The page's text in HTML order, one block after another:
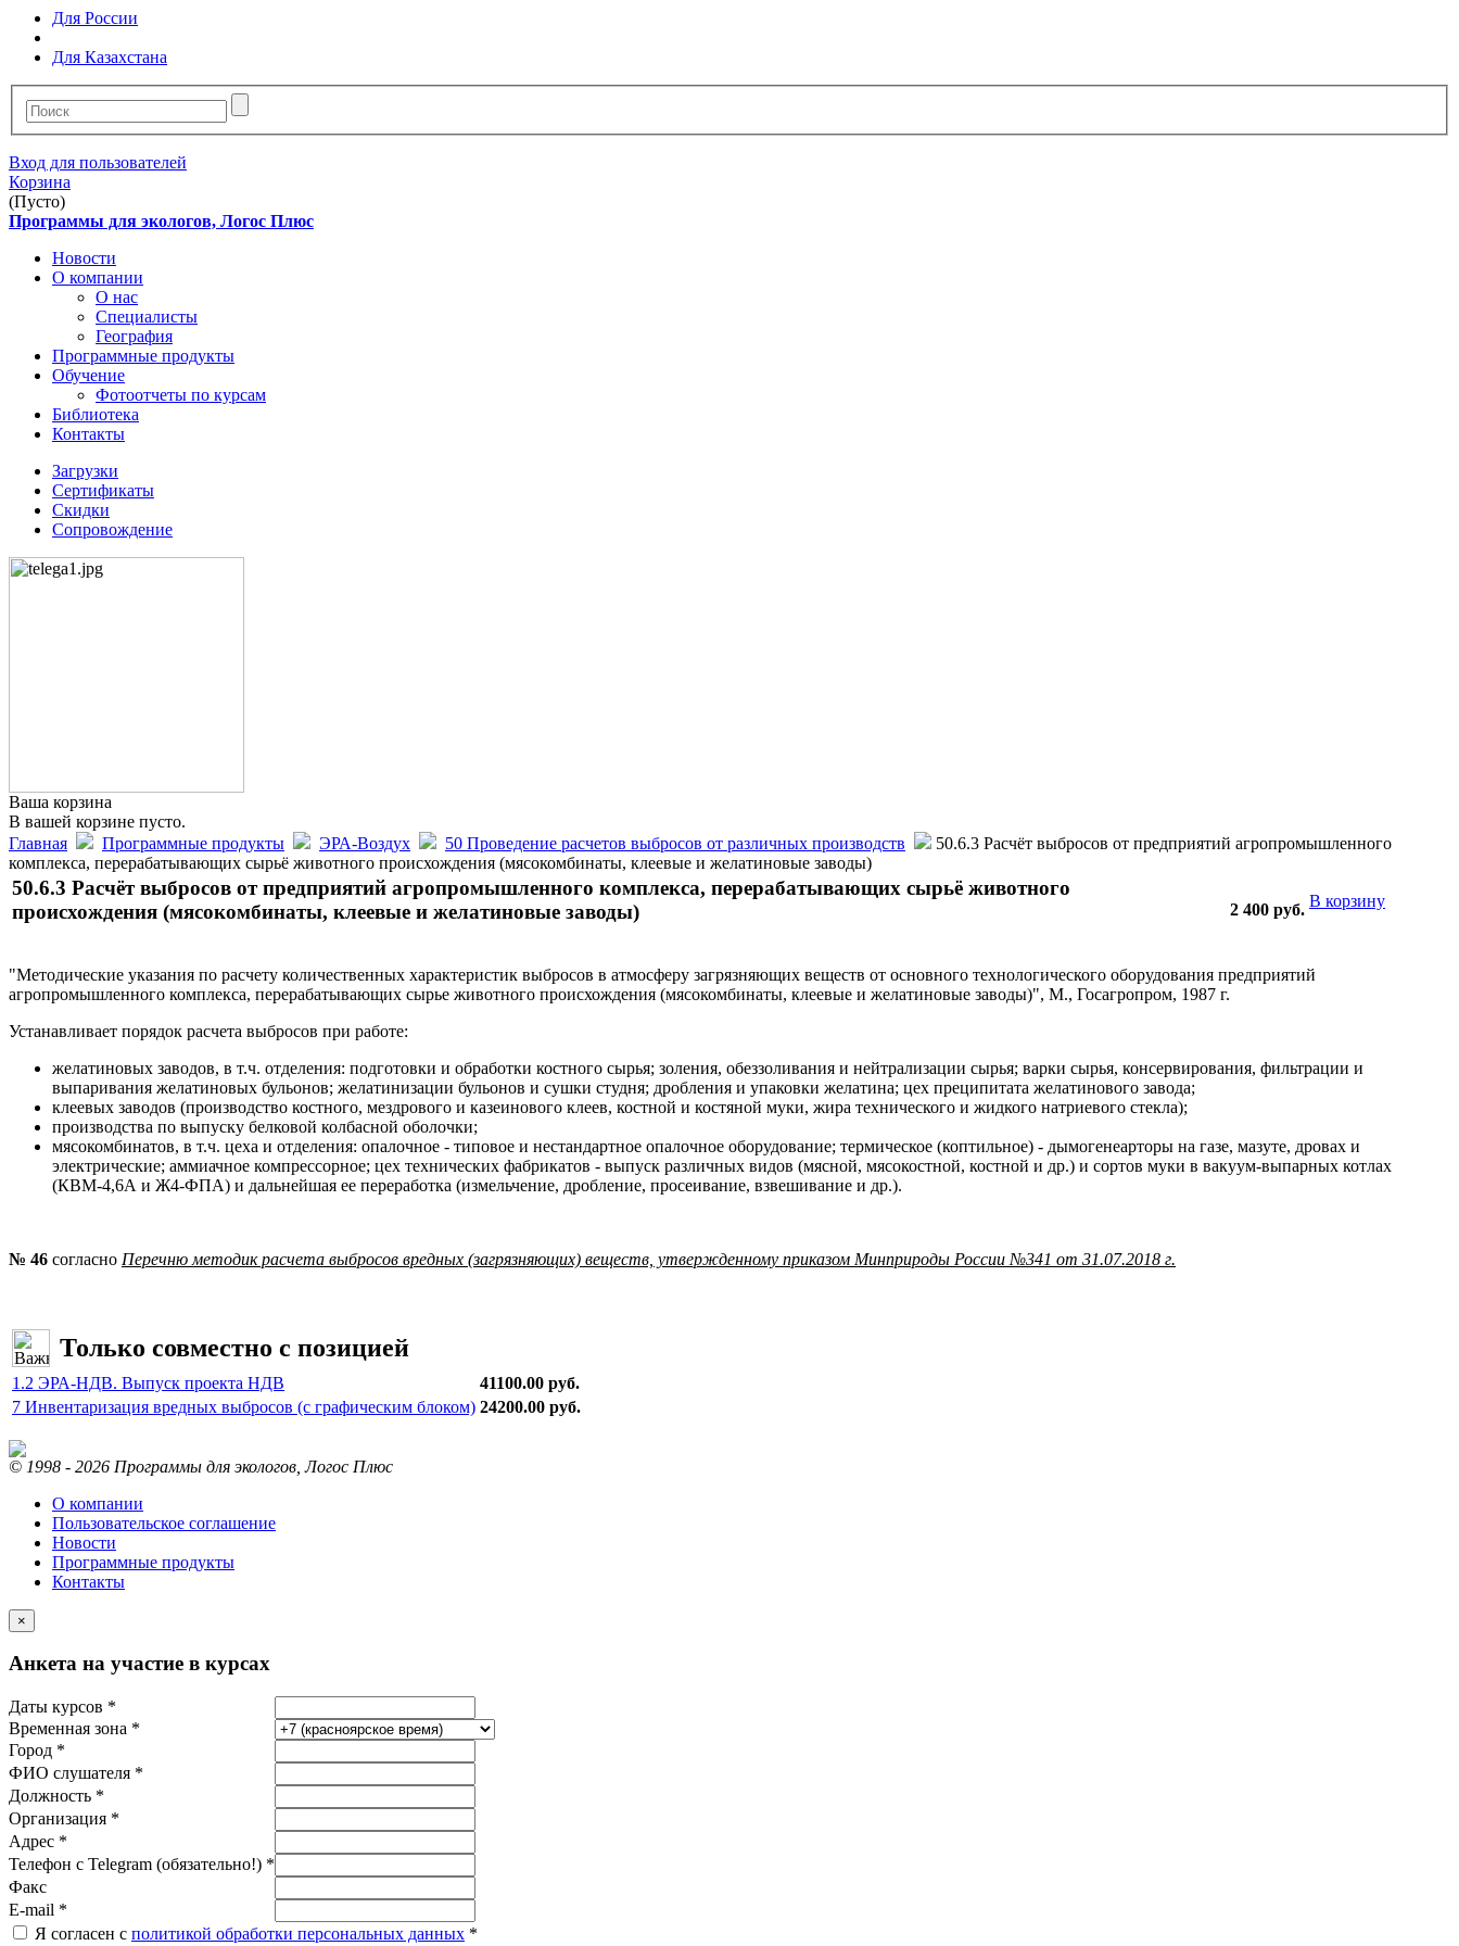
Для России
Для Казахстана
Вход для пользователей
Корзина
(Пусто)
Программы для экологов, Логос Плюс
Новости
О компании
О нас
Специалисты
География
Программные продукты
Обучение
Фотоотчеты по курсам
Библиотека
Контакты
Загрузки
Сертификаты
Скидки
Сопровождение
Ваша корзина
В вашей корзине пусто.
Главная
Программные продукты ЭРА-Воздух 50 Проведение расчетов выбросов от различных производств
50.6.3 Расчёт выбросов от предприятий агропромышленного
комплекса, перерабатывающих сырьё животного происхождения (мясокомбинаты, клеевые и желатиновые заводы)
50.6.3 Расчёт выбросов от предприятий агропромышленного комплекса, перерабатывающих сырьё животного
происхождения (мясокомбинаты, клеевые и желатиновые заводы)
2 400 руб. В корзину
"Методические указания по расчету количественных характеристик выбросов в атмосферу загрязняющих веществ от основного технологического оборудования предприятий
агропромышленного комплекса, перерабатывающих сырье животного происхождения (мясокомбинаты, клеевые и желатиновые заводы)", М., Госагропром, 1987 г.
Устанавливает порядок расчета выбросов при работе:
желатиновых заводов, в т.ч. отделения: подготовки и обработки костного сырья; золения, обеззоливания и нейтрализации сырья; варки сырья, консервирования, фильтрации и
выпаривания желатиновых бульонов; желатинизации бульонов и сушки студня; дробления и упаковки желатина; цех преципитата желатинового завода;
клеевых заводов (производство костного, мездрового и казеинового клеев, костной и костяной муки, жира технического и жидкого натриевого стекла);
производства по выпуску белковой колбасной оболочки;
мясокомбинатов, в т.ч. цеха и отделения: опалочное - типовое и нестандартное опалочное оборудование; термическое (коптильное) - дымогенеарторы на газе, мазуте, дровах и
электрические; аммиачное компрессорное; цех технических фабрикатов - выпуск различных видов (мясной, мясокостной, костной и др.) и сортов муки в вакуум-выпарных котлах
(КВМ-4,6А и Ж4-ФПА) и дальнейшая ее переработка (измельчение, дробление, просеивание, взвешивание и др.).
№ 46 согласно Перечню методик расчета выбросов вредных (загрязняющих) веществ, утвержденному приказом Минприроды России №341 от 31.07.2018 г.
Только совместно с позицией
1.2 ЭРА-НДВ. Выпуск проекта НДВ
41100.00 руб.
7 Инвентаризация вредных выбросов (с графическим блоком) 24200.00 руб.
© 1998 - 2026 Программы для экологов, Логос Плюс
О компании
Пользовательское соглашение
Новости
Программные продукты
Контакты
×
Анкета на участие в курсах
Даты курсов *
Временная зона *
Город *
ФИО слушателя *
Должность *
Организация *
Адрес *
Телефон с Telegram (обязательно!) *
Факс
E-mail *
Я согласен с политикой обработки персональных данных *